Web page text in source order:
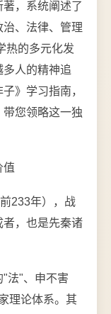
，系统阐述了
、法律、管理
热的多元化发
人的精神追
》学习指南，
您领略这一独
值
233年），战
者，也是先秦诸
"法"、申不害
理论体系。其